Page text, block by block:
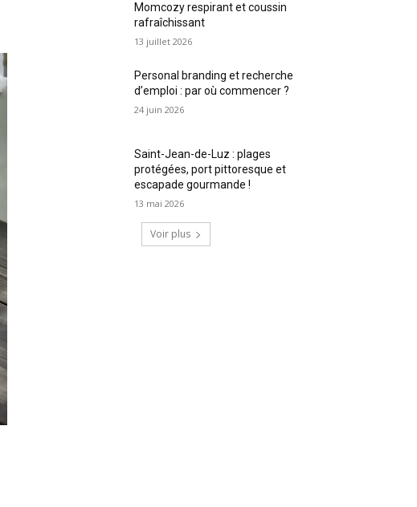
Momcozy respirant et coussin
rafraîchissant
13 juillet 2026
Personal branding et recherche
d’emploi : par où commencer ?
24 juin 2026
Saint-Jean-de-Luz : plages
protégées, port pittoresque et
escapade gourmande !
13 mai 2026
Voir plus